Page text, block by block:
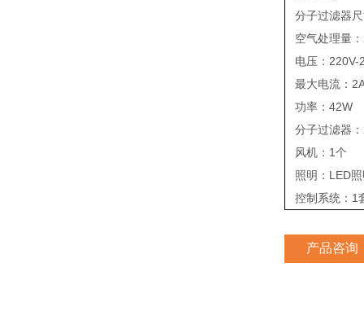
分子过滤器
空气处理
电压：
最大电
功率：
分子过滤
风机：1
照明：
控制系统：1
产品咨询